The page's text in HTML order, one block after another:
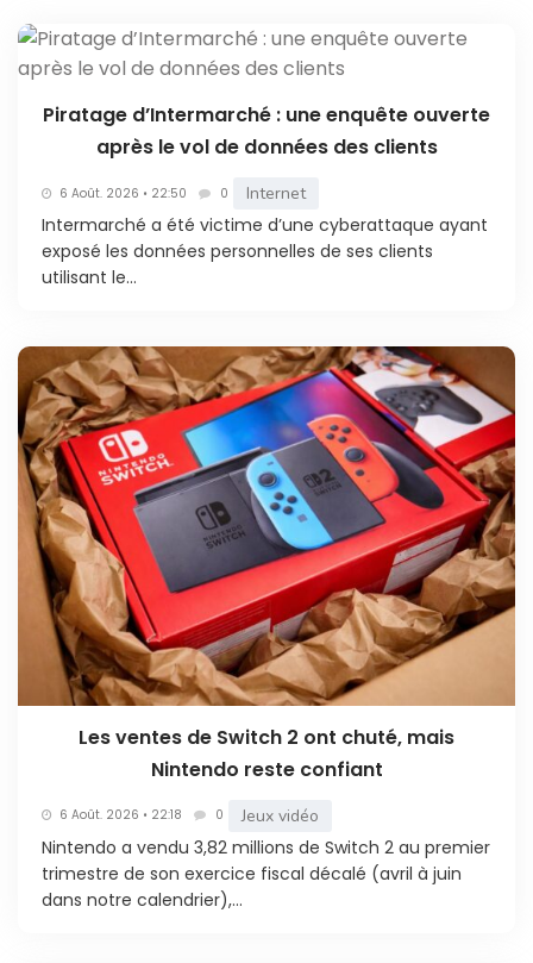
Piratage d’Intermarché : une enquête ouverte
après le vol de données des clients
6 Août. 2026 • 22:50 0 Internet
Intermarché a été victime d’une cyberattaque ayant
exposé les données personnelles de ses clients
utilisant le...
Les ventes de Switch 2 ont chuté, mais
Nintendo reste confiant
6 Août. 2026 • 22:18 0 Jeux vidéo
Nintendo a vendu 3,82 millions de Switch 2 au premier
trimestre de son exercice fiscal décalé (avril à juin
dans notre calendrier),...